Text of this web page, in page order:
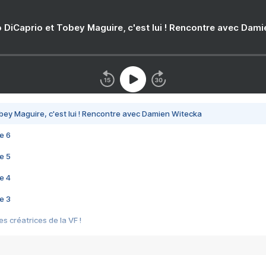
DiCaprio et Tobey Maguire, c'est lui ! Rencontre avec
Maguire, c'est lui ! Rencontre avec Damien Witecka
6
5
4
3
créatrices de la VF !